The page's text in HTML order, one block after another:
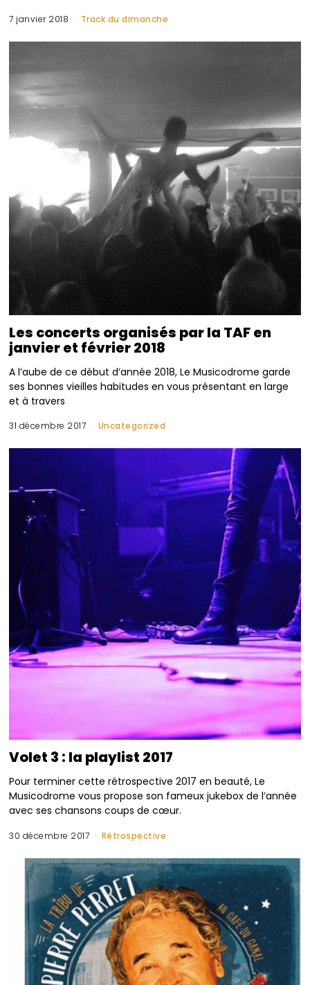
7 janvier 2018 Track du dimanche
Les concerts organisés par la TAF en
janvier et février 2018
A l’aube de ce début d’année 2018, Le Musicodrome garde
ses bonnes vieilles habitudes en vous présentant en large
et à travers
31 décembre 2017 Uncategorized
Volet 3 : la playlist 2017
Pour terminer cette rétrospective 2017 en beauté, Le
Musicodrome vous propose son fameux jukebox de l’année
avec ses chansons coups de cœur.
30 décembre 2017 Rétrospective